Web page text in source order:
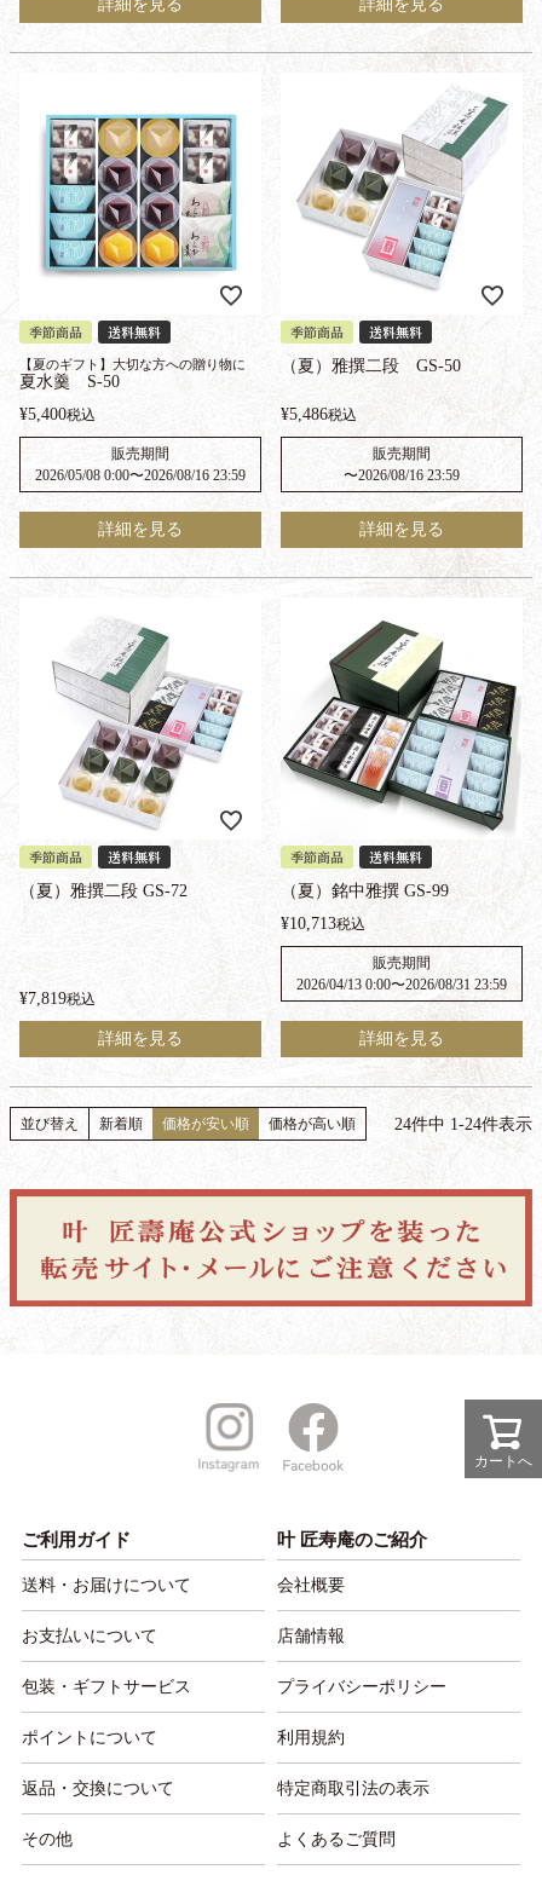
詳細を見る 詳細を見る
季節商品 送料無料
【夏のギフト】大切な方への贈り物に
夏水羹 S-50
¥5,400税込
販売期間
2026/05/08 0:00〜2026/08/16 23:59
詳細を見る
季節商品 送料無料
（夏）雅撰二段 GS-50
¥5,486税込
販売期間
〜2026/08/16 23:59
詳細を見る
季節商品 送料無料
（夏）雅撰二段 GS-72
¥7,819税込
詳細を見る
季節商品 送料無料
（夏）銘中雅撰 GS-99
¥10,713税込
販売期間
2026/04/13 0:00〜2026/08/31 23:59
詳細を見る
並び替え 新着順 価格が安い順 価格が高い順 24件中 1-24件表示
カートへ
ご利用ガイド
送料・お届けについて
お支払いについて
包装・ギフトサービス
ポイントについて
返品・交換について
その他
叶 匠寿庵のご紹介
会社概要
店舗情報
プライバシーポリシー
利用規約
特定商取引法の表示
よくあるご質問